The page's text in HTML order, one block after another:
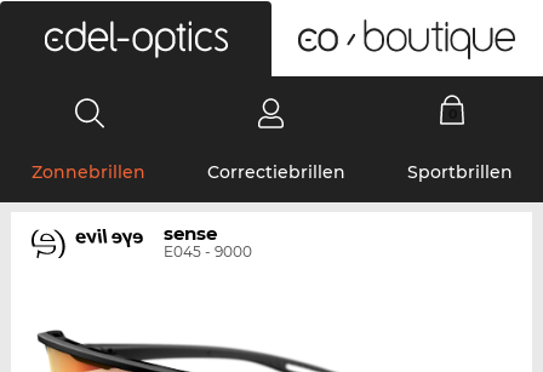
Zonnebrillen Correctiebrillen Sportbrillen
sense
E045 - 9000